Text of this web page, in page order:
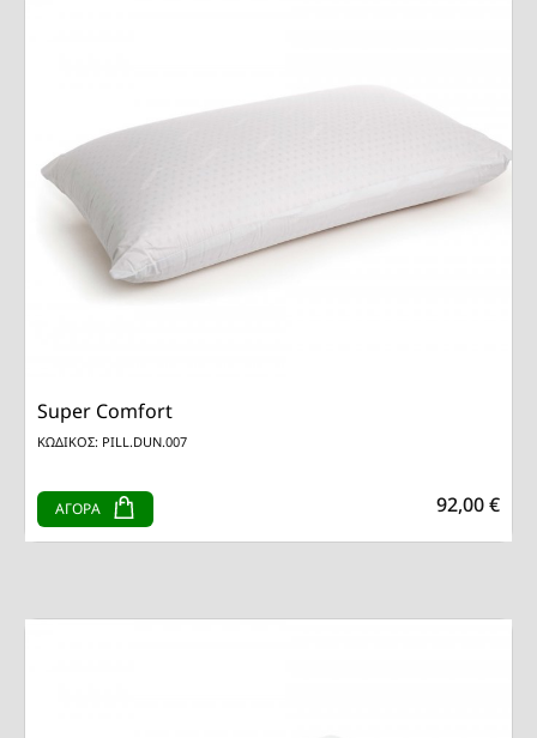
Super Comfort
ΚΩΔΙΚΟΣ: PILL.DUN.007
ΑΓΟΡΑ 92,00 €